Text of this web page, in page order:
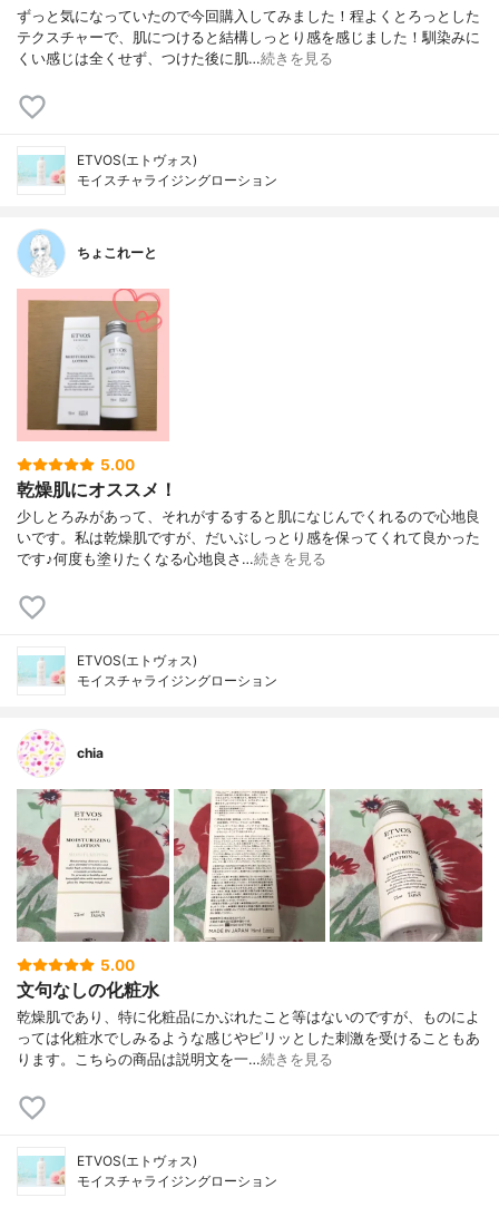
ずっと気になっていたので今回購入してみました！程よくとろっとした
テクスチャーで、肌につけると結構しっとり感を感じました！馴染みに
くい感じは全くせず、つけた後に肌…続きを見る
ETVOS(エトヴォス)
モイスチャライジングローション
ちょこれーと
5.00
乾燥肌にオススメ！
少しとろみがあって、それがするすると肌になじんでくれるので心地良
いです。私は乾燥肌ですが、だいぶしっとり感を保ってくれて良かった
です♪何度も塗りたくなる心地良さ…続きを見る
ETVOS(エトヴォス)
モイスチャライジングローション
chia
5.00
文句なしの化粧水
乾燥肌であり、特に化粧品にかぶれたこと等はないのですが、ものによ
っては化粧水でしみるような感じやピリッとした刺激を受けることもあ
ります。こちらの商品は説明文を一…続きを見る
ETVOS(エトヴォス)
モイスチャライジングローション